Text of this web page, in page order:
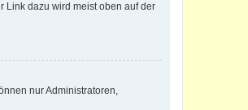
Link dazu wird meist oben auf der
nur Administratoren,